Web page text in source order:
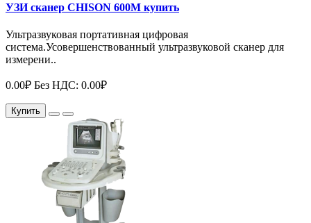
УЗИ сканер CHISON 600М купить
Ультразвуковая портативная цифровая
система.Усовершенствованный ультразвуковой сканер для
измерени..
0.00₽ Без НДС: 0.00₽
Купить